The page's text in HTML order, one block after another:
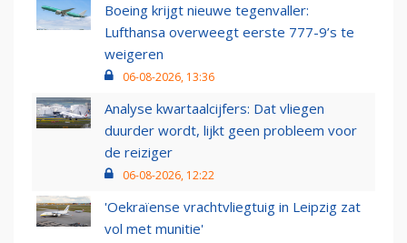
Boeing krijgt nieuwe tegenvaller:
Lufthansa overweegt eerste 777-9’s te
weigeren
06-08-2026, 13:36
Analyse kwartaalcijfers: Dat vliegen
duurder wordt, lijkt geen probleem voor
de reiziger
06-08-2026, 12:22
'Oekraïense vrachtvliegtuig in Leipzig zat
vol met munitie'